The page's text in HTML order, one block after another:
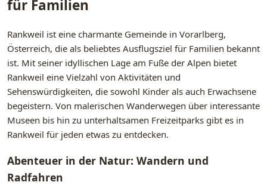
für Familien
Rankweil ist eine charmante Gemeinde in Vorarlberg,
Österreich, die als beliebtes Ausflugsziel für Familien bekannt
ist. Mit seiner idyllischen Lage am Fuße der Alpen bietet
Rankweil eine Vielzahl von Aktivitäten und
Sehenswürdigkeiten, die sowohl Kinder als auch Erwachsene
begeistern. Von malerischen Wanderwegen über interessante
Museen bis hin zu unterhaltsamen Freizeitparks gibt es in
Rankweil für jeden etwas zu entdecken.
Abenteuer in der Natur: Wandern und
Radfahren